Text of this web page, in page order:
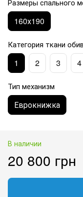
160х190
Категория ткани
1 2 3 4
Тип механизм
Еврокнижка
В наличии
20 800 грн